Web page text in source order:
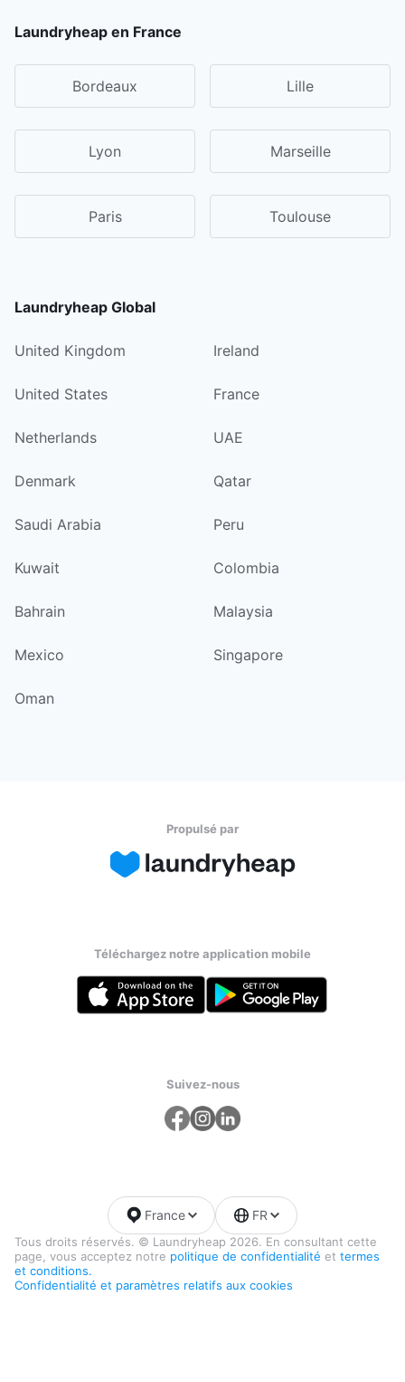
Laundryheap en France
Bordeaux Lille
Lyon Marseille
Paris Toulouse
Laundryheap Global
United Kingdom Ireland
United States France
Netherlands UAE
Denmark Qatar
Saudi Arabia Peru
Kuwait Colombia
Bahrain Malaysia
Mexico Singapore
Oman
Propulsé par
Téléchargez notre application mobile
Suivez-nous
Tous droits réservés. © Laundryheap 2026. En consultant cette
page, vous acceptez notre politique de confidentialité et termes
et conditions.
Confidentialité et paramètres relatifs aux cookies
France FR